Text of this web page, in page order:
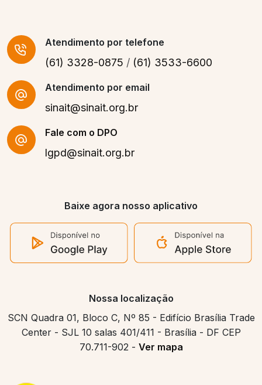
Atendimento por telefone
(61) 3328-0875 / (61) 3533-6600
Atendimento por email
sinait@sinait.org.br
Fale com o DPO
lgpd@sinait.org.br
Baixe agora nosso aplicativo
Nossa localização
SCN Quadra 01, Bloco C, Nº 85 - Edifício Brasília Trade
Center - SJL 10 salas 401/411 - Brasília - DF CEP
70.711-902 - Ver mapa